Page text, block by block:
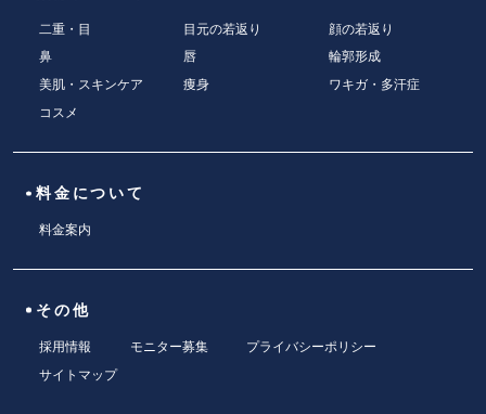
二重・目 目元の若返り
顔の若返り
鼻
唇
輪郭形成
美肌・スキンケア
痩身
ワキガ・多汗症
コスメ
料金について
料金案内
その他
採用情報 モニター募集
プライバシーポリシー
サイトマップ